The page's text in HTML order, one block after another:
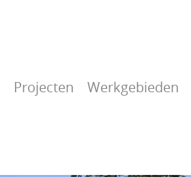
Projecten Werkgebieden